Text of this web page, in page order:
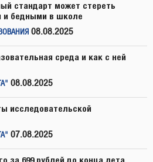
стандарт может стереть
и бедными в школе
08.08.2025
среда и как с ней
08.08.2025
исследовательской
07.08.2025
за 699 рублей до конца лета